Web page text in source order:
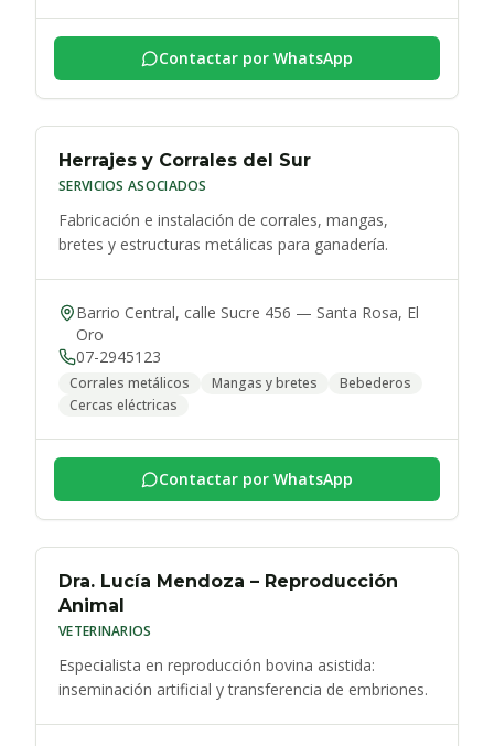
Contactar por WhatsApp
Herrajes y Corrales del Sur
SERVICIOS ASOCIADOS
Fabricación e instalación de corrales, mangas,
bretes y estructuras metálicas para ganadería.
Barrio Central, calle Sucre 456 — Santa Rosa, El
Oro
07-2945123
Corrales metálicos Mangas y bretes
Bebederos
Cercas eléctricas
Contactar por WhatsApp
Dra. Lucía Mendoza – Reproducción
Animal
VETERINARIOS
Especialista en reproducción bovina asistida:
inseminación artificial y transferencia de embriones.